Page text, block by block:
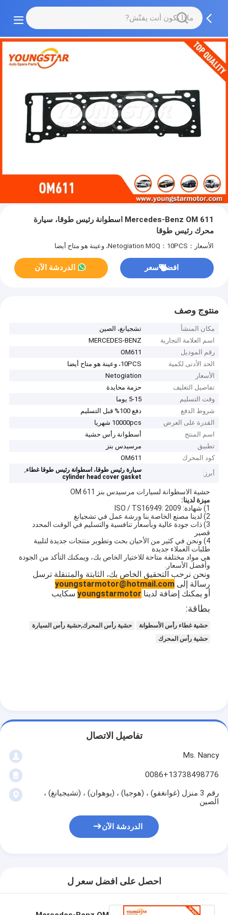
Mercedes-Benz OM 611 اسطوانة رئيس طوقا، سيارة
محرك رئيس طوقا
الأسعار：Netogiation MOQ：10PCS، وعينة هو متاح أيضا
افضل سعر الدردشة الآن
منتوج وصف
مكان المنشأ
تشجيانغ، الصين
اسم العلامة التجارية
MERCEDES-BENZ
رقم الموديل
OM611
الحد الأدنى لكمية
10PCS، وعينة هو متاح أيضا
الأسعار
Netogiation
تفاصيل التغليف
حزمة محايدة
وقت التسليم
5-15 يوما
شروط الدفع
دفع 100% قبل التسليم
القدرة على العرض
10000pcs شهريا
اسم المنتج
أسطوانة رأس حشية
تطبيق
مرسيدس بنز
كود المحرك
OM611
أبرز:
سيارة رئيس طوقا، اسطوانة رئيس طوقا غطاء,
cylinder head cover gasket
حشية الاسطوانة لسيارات مرسيدس بنز OM 611
ميزة لدينا:
1) شهادة: ISO / TS16949: 2009
2) لدينا مصنع الخاصة بنا ورشة عمل في تشجيانغ
3) ذات جودة عالية وبأسعار تنافسية والتسليم في الوقت المحدد
قصير
4) ونحن في كثير من الأحيان بحث وتطوير منتجات جديدة لتلبية
طلبات العملاء جديدة
هي مواد مختلفة متاحة للاختيار الخاص بك، ويمكنك التأكد من الجودة
وأفضل الأسعار.
ونحن نرحب التحقيق الخاص بك، الثابتة والمتنقلة ترسل
رسالة إلىyoungstarmotor@hotmail.com
أو يمكنك إضافة لدينا youngstarmotor سكايب
بطاقة:
حشية غطاء رأس الأسطوانة
حشية رأس المحرك,حشية رأس السيارة
حشية رأس المحرك
تفاصيل الاتصال
Ms. Nancy
0086+13738498776
رقم 3 منزل (غوانغفو) ، (هوجيا) ، (يوهوان) ، (تشيجيانغ) ،
الصين
الدردشة الآن
احصل على افضل سعر ل